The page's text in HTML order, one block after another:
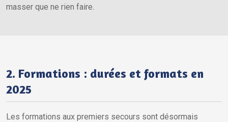
masser que ne rien faire.
2. Formations : durées et formats en
2025
Les formations aux premiers secours sont désormais